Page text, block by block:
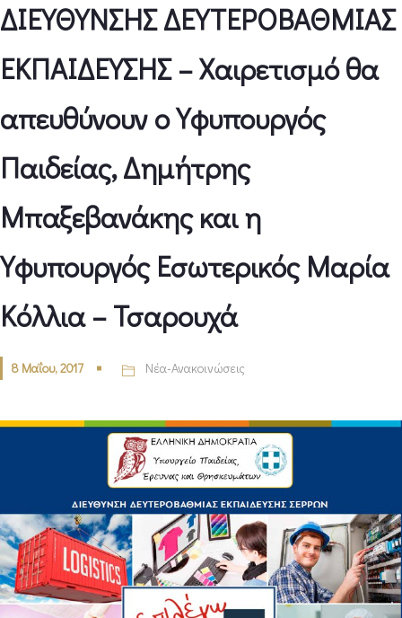
ΔΙΕΥΘΥΝΣΗΣ ΔΕΥΤΕΡΟΒΑΘΜΙΑΣ
ΕΚΠΑΙΔΕΥΣΗΣ – Χαιρετισμό θα
απευθύνουν ο Υφυπουργός
Παιδείας, Δημήτρης
Μπαξεβανάκης και η
Υφυπουργός Εσωτερικός Μαρία
Κόλλια – Τσαρουχά
8 Μαΐου, 2017 Νέα-Ανακοινώσεις